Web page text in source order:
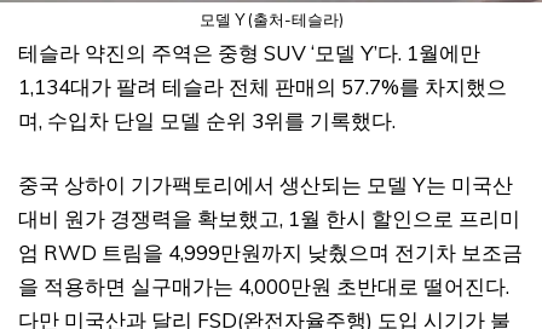
모델 Y (출처-테슬라)
테슬라 약진의 주역은 중형 SUV ‘모델 Y’다. 1월에만
1,134대가 팔려 테슬라 전체 판매의 57.7%를 차지했으
며, 수입차 단일 모델 순위 3위를 기록했다.
중국 상하이 기가팩토리에서 생산되는 모델 Y는 미국산
대비 원가 경쟁력을 확보했고, 1월 한시 할인으로 프리미
엄 RWD 트림을 4,999만원까지 낮췄으며 전기차 보조금
을 적용하면 실구매가는 4,000만원 초반대로 떨어진다.
다만 미국산과 달리 FSD(완전자율주행) 도입 시기가 불